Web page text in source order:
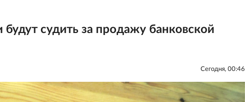
судить за продажу банковской
Сегодня, 00:46